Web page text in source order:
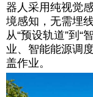
器人采用纯视觉
境感知，无需埋
从“预设轨道”到“
业、智能能源调
盖作业。